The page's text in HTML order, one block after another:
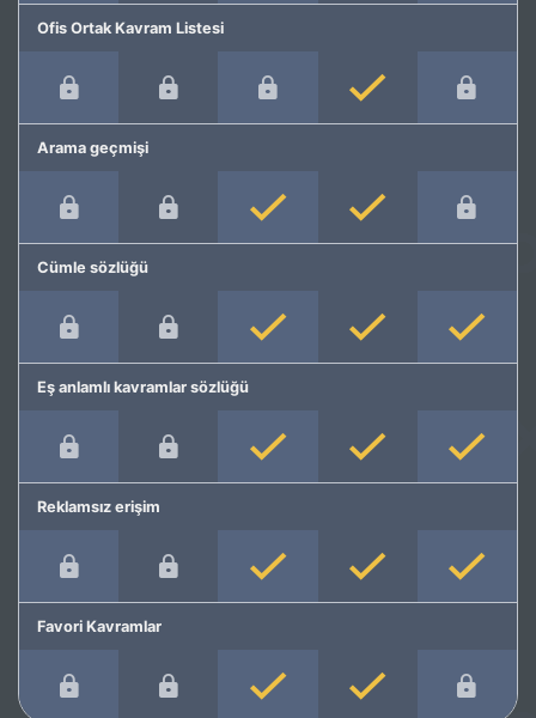
Ofis Ortak Kavram Listesi
Arama geçmişi
Cümle sözlüğü
Eş anlamlı kavramlar sözlüğü
Reklamsız erişim
Favori Kavramlar